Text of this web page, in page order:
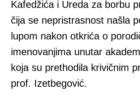
Kafedžića i Ureda za borbu
čija se nepristrasnost našla
lupom nakon otkrića o
imenovanjima unutar
koja su prethodila krivičnim
prof. Izetbegović.